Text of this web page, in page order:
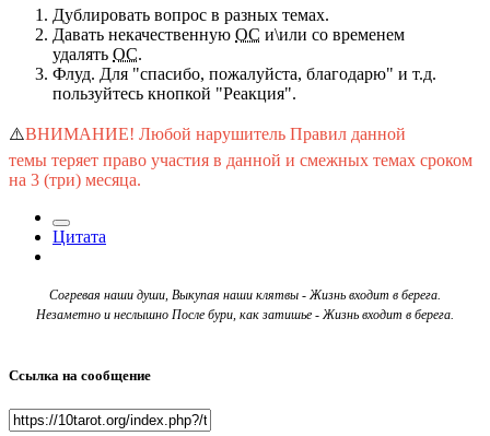
Дублировать вопрос в разных темах.
Давать некачественную ОС и\или со временем
удалять ОС.
Флуд. Для "спасибо, пожалуйста, благодарю" и т.д.
пользуйтесь кнопкой "Реакция".
⚠️ВНИМАНИЕ! Любой нарушитель Правил данной
темы теряет право участия в данной и смежных темах сроком
на 3 (три) месяца.
Цитата
Согревая наши души, Выкупая наши клятвы - Жизнь входит в берега.
Незаметно и неслышно После бури, как затишье - Жизнь входит в берега.
Ссылка на сообщение